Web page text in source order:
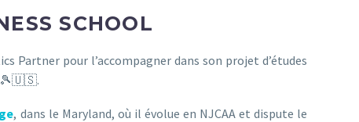
SCHOOL
Partner pour l’accompagner dans son projet d’études
🎾🇺🇸.
, dans le Maryland, où il évolue en NJCAA et dispute le